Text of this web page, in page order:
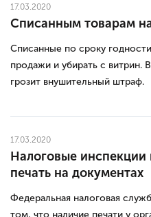
17.03.2020
Списанным товарам
Списанные по сроку
продажи и убирать с витрин.
грозит внушительный штраф.
17.03.2020
Налоговые инспекции
печать на документах
Федеральная налоговая
том, что наличие печати у